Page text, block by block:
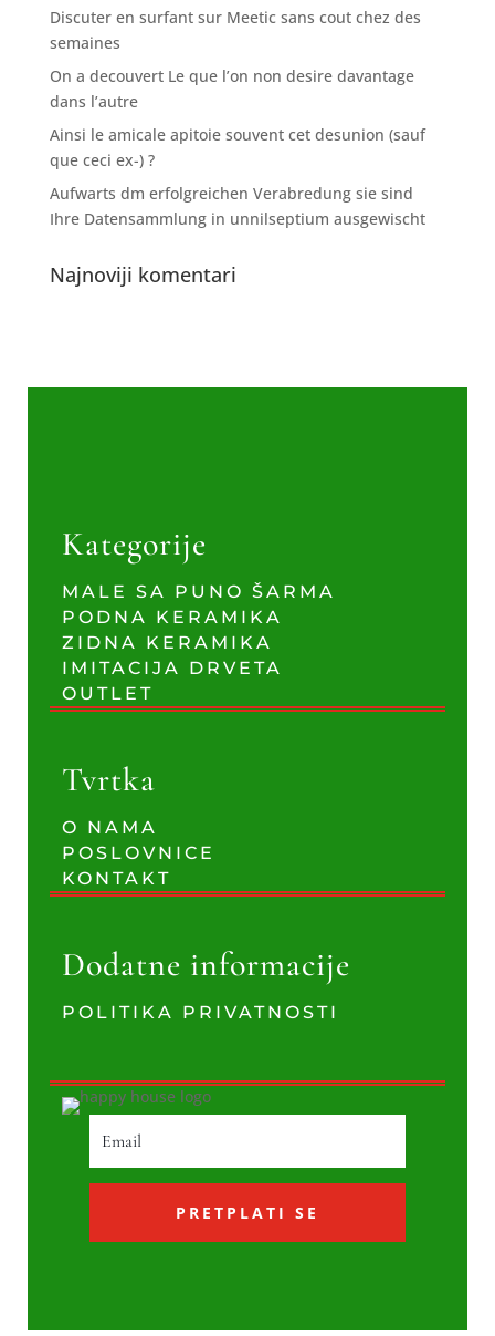
Discuter en surfant sur Meetic sans cout chez des
semaines
On a decouvert Le que l’on non desire davantage
dans l’autre
Ainsi le amicale apitoie souvent cet desunion (sauf
que ceci ex-) ?
Aufwarts dm erfolgreichen Verabredung sie sind
Ihre Datensammlung in unnilseptium ausgewischt
Najnoviji komentari
Kategorije
MALE SA PUNO ŠARMA
PODNA KERAMIKA
ZIDNA KERAMIKA
IMITACIJA DRVETA
OUTLET
Tvrtka
O NAMA
POSLOVNICE
KONTAKT
Dodatne informacije
POLITIKA PRIVATNOSTI
PRETPLATI SE